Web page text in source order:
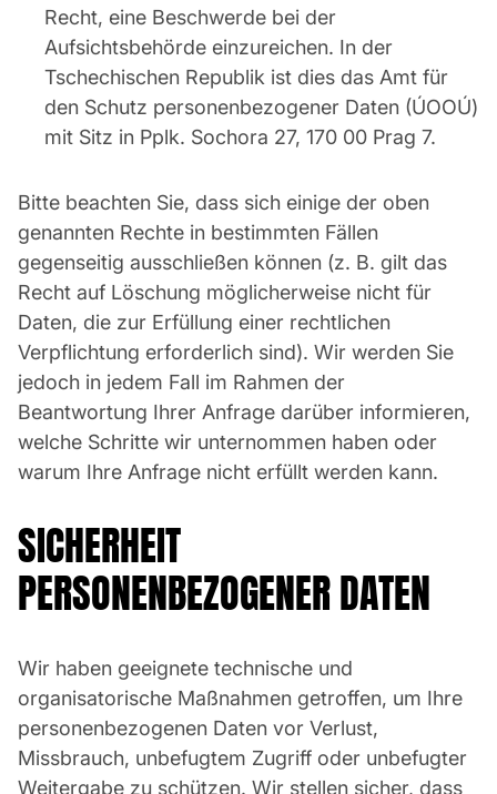
Recht, eine Beschwerde bei der
Aufsichtsbehörde einzureichen. In der
Tschechischen Republik ist dies das Amt für
den Schutz personenbezogener Daten (ÚOOÚ)
mit Sitz in Pplk. Sochora 27, 170 00 Prag 7.
Bitte beachten Sie, dass sich einige der oben
genannten Rechte in bestimmten Fällen
gegenseitig ausschließen können (z. B. gilt das
Recht auf Löschung möglicherweise nicht für
Daten, die zur Erfüllung einer rechtlichen
Verpflichtung erforderlich sind). Wir werden Sie
jedoch in jedem Fall im Rahmen der
Beantwortung Ihrer Anfrage darüber informieren,
welche Schritte wir unternommen haben oder
warum Ihre Anfrage nicht erfüllt werden kann.
SICHERHEIT
PERSONENBEZOGENER DATEN
Wir haben geeignete technische und
organisatorische Maßnahmen getroffen, um Ihre
personenbezogenen Daten vor Verlust,
Missbrauch, unbefugtem Zugriff oder unbefugter
Weitergabe zu schützen. Wir stellen sicher, dass